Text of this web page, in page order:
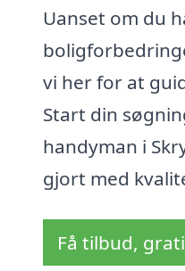
Uanset om du
vi her for at
Start din
handyman i
gjort med
Få tilbud,